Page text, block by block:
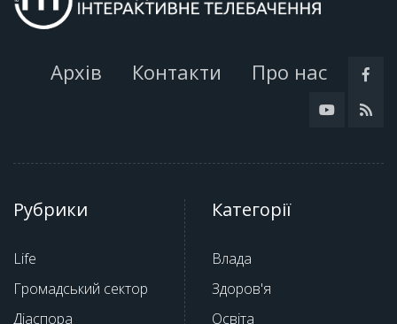
Архів Контакти Про нас
Рубрики
Life
Громадський сектор
Діаспора
Категорії
Влада
Здоров'я
Освіта